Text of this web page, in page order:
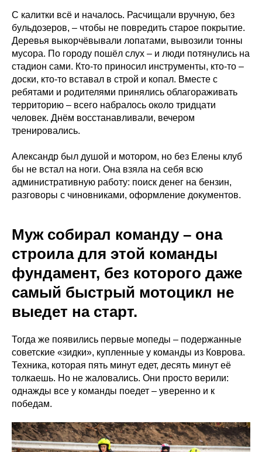
С калитки всё и началось. Расчищали вручную, без
бульдозеров, – чтобы не повредить старое покрытие.
Деревья выкорчёвывали лопатами, вывозили тонны
мусора. По городу пошёл слух – и люди потянулись на
стадион сами. Кто-то приносил инструменты, кто-то –
доски, кто-то вставал в строй и копал. Вместе с
ребятами и родителями принялись облагораживать
территорию – всего набралось около тридцати
человек. Днём восстанавливали, вечером
тренировались.
Александр был душой и мотором, но без Елены клуб
бы не встал на ноги. Она взяла на себя всю
административную работу: поиск денег на бензин,
разговоры с чиновниками, оформление документов.
Муж собирал команду – она
строила для этой команды
фундамент, без которого даже
самый быстрый мотоцикл не
выедет на старт.
Тогда же появились первые мопеды – подержанные
советские «зидки», купленные у команды из Коврова.
Техника, которая пять минут едет, десять минут её
толкаешь. Но не жаловались. Они просто верили:
однажды все у команды поедет – уверенно и к
победам.